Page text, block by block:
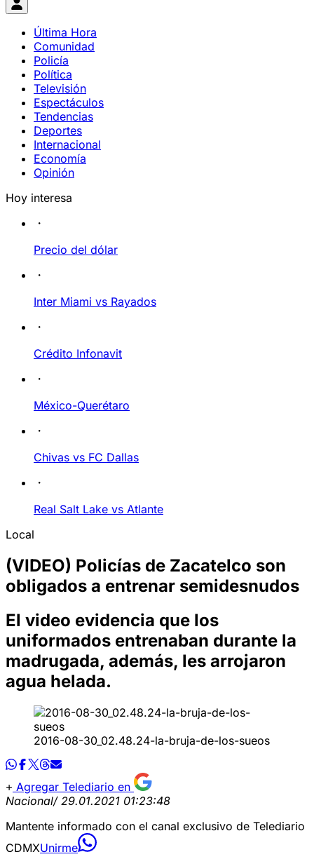
Última Hora
Comunidad
Policía
Política
Televisión
Espectáculos
Tendencias
Deportes
Internacional
Economía
Opinión
Hoy interesa
Precio del dólar
Inter Miami vs Rayados
Crédito Infonavit
México-Querétaro
Chivas vs FC Dallas
Real Salt Lake vs Atlante
Local
(VIDEO) Policías de Zacatelco son
obligados a entrenar semidesnudos
El video evidencia que los
uniformados entrenaban durante la
madrugada, además, les arrojaron
agua helada.
2016-08-30_02.48.24-la-bruja-de-los-sueos
Agregar Telediario en
Nacional/ 29.01.2021 01:23:48
Mantente informado con el canal exclusivo de Telediario
CDMXUnirme